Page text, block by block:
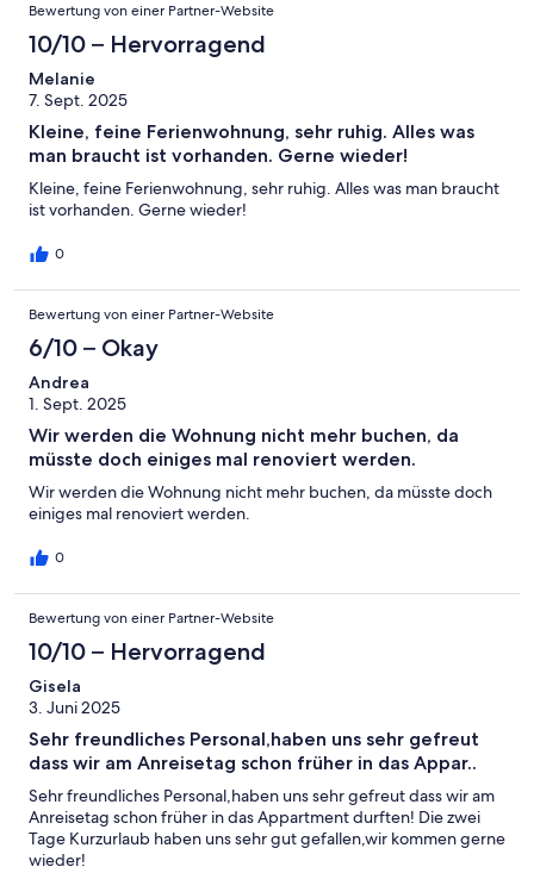
Bewertung von einer Partner-Website
10/10 – Hervorragend
Melanie
7. Sept. 2025
Kleine, feine Ferienwohnung, sehr ruhig. Alles was
man braucht ist vorhanden. Gerne wieder!
Kleine, feine Ferienwohnung, sehr ruhig. Alles was man braucht
ist vorhanden. Gerne wieder!
0
Bewertung von einer Partner-Website
6/10 – Okay
Andrea
1. Sept. 2025
Wir werden die Wohnung nicht mehr buchen, da
müsste doch einiges mal renoviert werden.
Wir werden die Wohnung nicht mehr buchen, da müsste doch
einiges mal renoviert werden.
0
Bewertung von einer Partner-Website
10/10 – Hervorragend
Gisela
3. Juni 2025
Sehr freundliches Personal,haben uns sehr gefreut
dass wir am Anreisetag schon früher in das Appar..
Sehr freundliches Personal,haben uns sehr gefreut dass wir am
Anreisetag schon früher in das Appartment durften! Die zwei
Tage Kurzurlaub haben uns sehr gut gefallen,wir kommen gerne
wieder!